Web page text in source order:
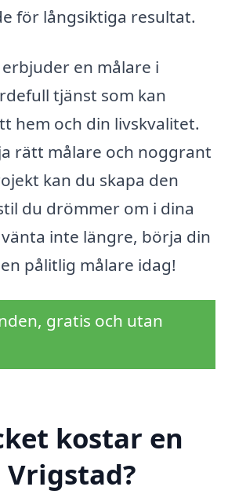
för långsiktiga resultat.
en målare i
tjänst som kan
hem och din livskvalitet.
rätt målare och noggrant
kan du skapa den
du drömmer om i dina
inte längre, börja din
pålitlig målare idag!
gratis och utan
kostar en